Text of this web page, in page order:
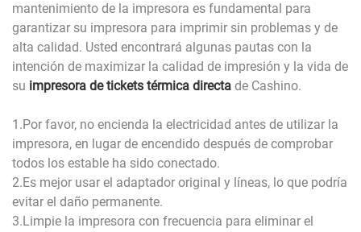
mantenimiento de la impresora es fundamental para
garantizar su impresora para imprimir sin problemas y de
alta calidad. Usted encontrará algunas pautas con la
intención de maximizar la calidad de impresión y la vida de
su impresora de tickets térmica directa de Cashino.
1.Por favor, no encienda la electricidad antes de utilizar la
impresora, en lugar de encendido después de comprobar
todos los estable ha sido conectado.
2.Es mejor usar el adaptador original y líneas, lo que podría
evitar el daño permanente.
3.Limpie la impresora con frecuencia para eliminar el